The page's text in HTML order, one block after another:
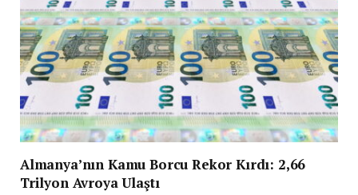
Almanya’nın Kamu Borcu Rekor Kırdı: 2,66
Trilyon Avroya Ulaştı